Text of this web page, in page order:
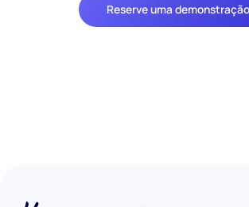
Reserve uma demonstração